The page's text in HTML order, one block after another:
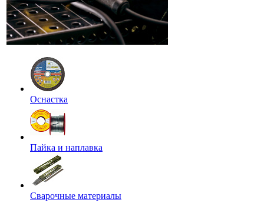
Оснастка
Пайка и наплавка
Сварочные материалы